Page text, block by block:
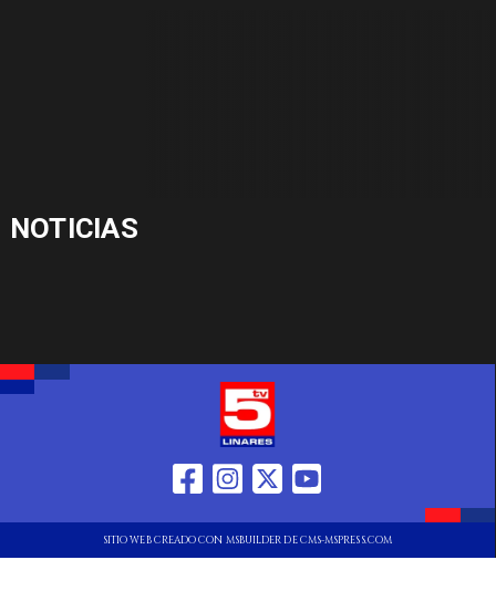
NOTICIAS
SITIO WEB CREADO CON MSBUILDER DE CMS-MSPRESS.COM